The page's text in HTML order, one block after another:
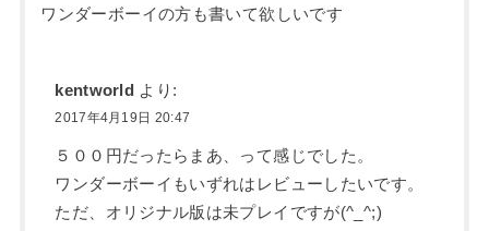
ワンダーボーイの方も書いて欲しいです
kentworld より:
2017年4月19日 20:47
５００円だったらまあ、って感じでした。
ワンダーボーイもいずれはレビューしたいです。
ただ、オリジナル版は未プレイですが(^_^;)